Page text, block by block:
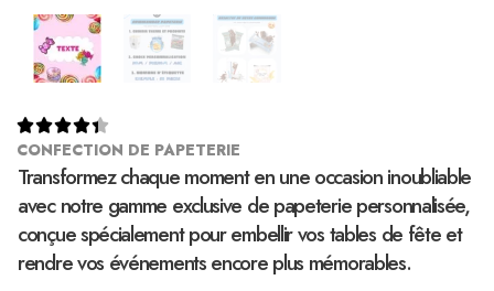

CONFECTION DE PAPETERIE
Transformez chaque moment en une occasion inoubliable
avec notre gamme exclusive de papeterie personnalisée,
conçue spécialement pour embellir vos tables de fête et
rendre vos événements encore plus mémorables.